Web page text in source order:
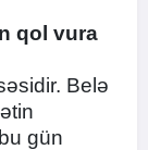
qol vura
Belə
gün